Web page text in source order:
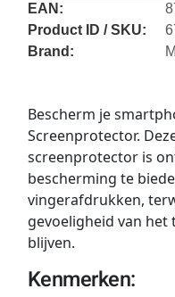
EAN:
Product ID / SKU:
Brand:
Bescherm je
Screenprotector.
screenprotector is
bescherming te
vingerafdrukken,
gevoeligheid van
blijven.
Kenmerken: